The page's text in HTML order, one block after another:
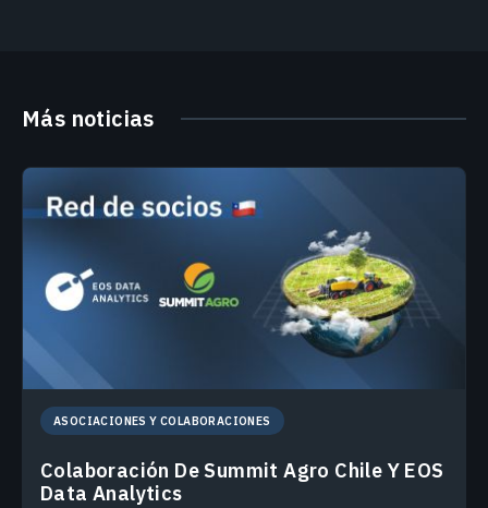
Más noticias
ASOCIACIONES Y COLABORACIONES
Colaboración De Summit Agro Chile Y EOS
Data Analytics